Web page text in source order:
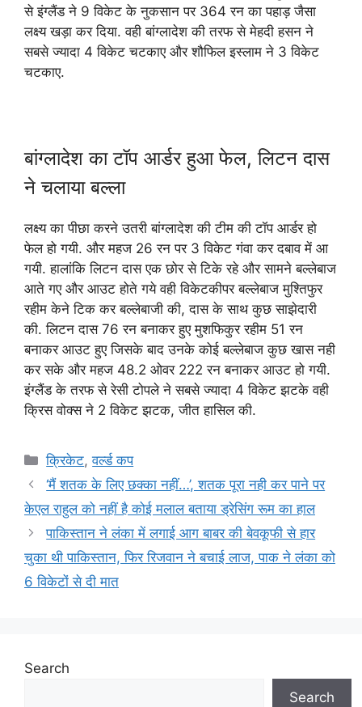
से इंग्लैंड ने 9 विकेट के नुकसान पर 364 रन का पहाड़ जैसा
लक्ष्य खड़ा कर दिया. वही बांग्लादेश की तरफ से मेहदी हसन ने
सबसे ज्यादा 4 विकेट चटकाए और शौफिल इस्लाम ने 3 विकेट
चटकाए.
बांग्लादेश का टॉप आर्डर हुआ फेल, लिटन दास
ने चलाया बल्ला
लक्ष्य का पीछा करने उतरी बांग्लादेश की टीम की टॉप आर्डर हो
फेल हो गयी. और महज 26 रन पर 3 विकेट गंवा कर दबाव में आ
गयी. हालांकि लिटन दास एक छोर से टिके रहे और सामने बल्लेबाज
आते गए और आउट होते गये वही विकेटकीपर बल्लेबाज मुश्तिफुर
रहीम केने टिक कर बल्लेबाजी की, दास के साथ कुछ साझेदारी
की. लिटन दास 76 रन बनाकर हुए मुशफिकुर रहीम 51 रन
बनाकर आउट हुए जिसके बाद उनके कोई बल्लेबाज कुछ खास नही
कर सके और महज 48.2 ओवर 222 रन बनाकर आउट हो गयी.
इंग्लैंड के तरफ से रेसी टोपले ने सबसे ज्यादा 4 विकेट झटके वही
क्रिस वोक्स ने 2 विकेट झटक, जीत हासिल की.
Categories
क्रिकेट,वर्ल्ड कप
‘मैं शतक के लिए छक्का नहीं…’, शतक पूरा नही कर पाने पर
केएल राहुल को नहीं है कोई मलाल बताया ड्रेसिंग रूम का हाल
पाकिस्तान ने लंका में लगाई आग बाबर की बेवकूफी से हार
चुका थी पाकिस्तान, फिर रिजवान ने बचाई लाज, पाक ने लंका को
6 विकेटों से दी मात
Search
Search